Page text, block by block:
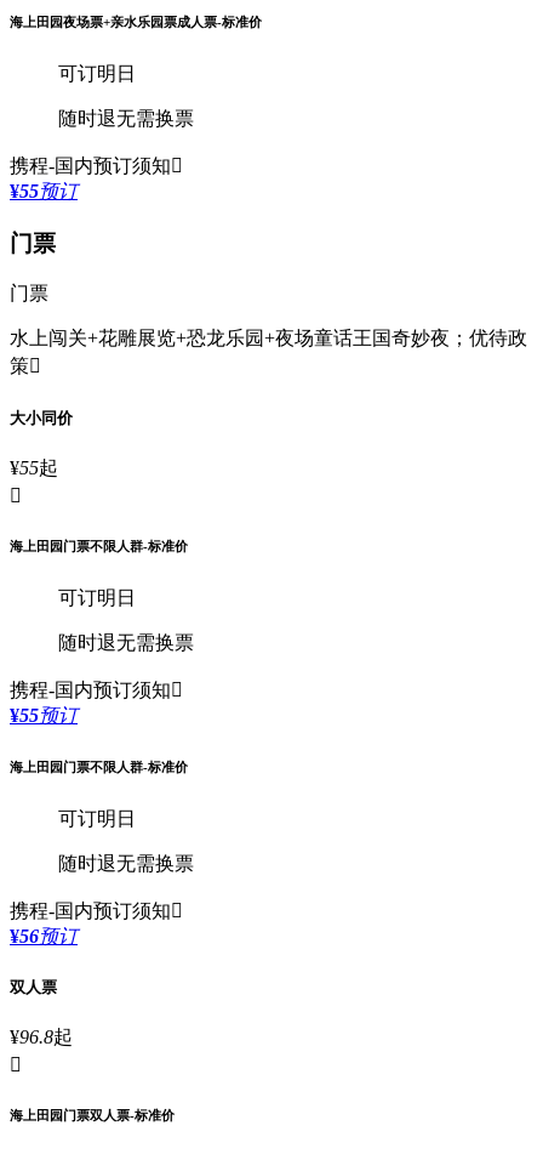
海上田园夜场票+亲水乐园票成人票-标准价
可订明日
随时退无需换票
携程-国内预订须知
¥55预订
门票
门票
水上闯关+花雕展览+恐龙乐园+夜场童话王国奇妙夜； 优待政
策
大小同价
¥55起

海上田园门票不限人群-标准价
可订明日
随时退无需换票
携程-国内预订须知
¥55预订
海上田园门票不限人群-标准价
可订明日
随时退无需换票
携程-国内预订须知
¥56预订
双人票
¥96.8起

海上田园门票双人票-标准价